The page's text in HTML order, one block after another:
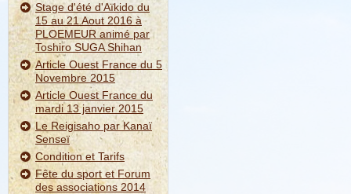
Stage d'été d'Aïkido du
15 au 21 Aout 2016 à
PLOEMEUR animé par
Toshiro SUGA Shihan
Article Ouest France du 5
Novembre 2015
Article Ouest France du
mardi 13 janvier 2015
Le Reigisaho par Kanaï
Senseï
Condition et Tarifs
Fête du sport et Forum
des associations 2014